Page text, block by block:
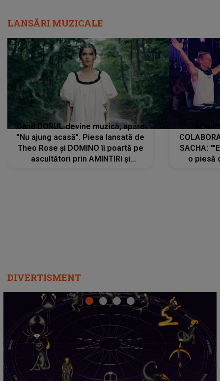
LANSĂRI MUZICALE
Când DORUL devine muzică, apare
"Nu ajung acasă". Piesa lansată de
Theo Rose și DOMINO îi poartă pe
ascultători prin AMINTIRI și
SACHA:
o piesă
DIVERTISMENT